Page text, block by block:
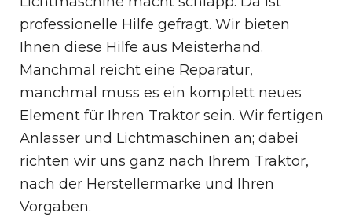
professionelle Hilfe gefragt. Wir bieten
Ihnen diese Hilfe aus Meisterhand.
Manchmal reicht eine Reparatur,
manchmal muss es ein komplett neues
Element für Ihren Traktor sein. Wir fertigen
Anlasser und Lichtmaschinen an; dabei
richten wir uns ganz nach Ihrem Traktor,
nach der Herstellermarke und Ihren
Vorgaben.